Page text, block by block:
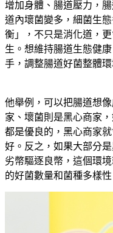
增加身體、腸道壓力，
道內壞菌變多，細菌生
衡」，不只是消化道，
生。想維持腸道生態健
手，調整腸道好菌整體
他舉例，可以把腸道想
家、壞菌則是黑心商家
都是優良的，黑心商家
好。反之，如果大部分
劣幣驅逐良幣，這個環
的好菌數量和菌種多樣